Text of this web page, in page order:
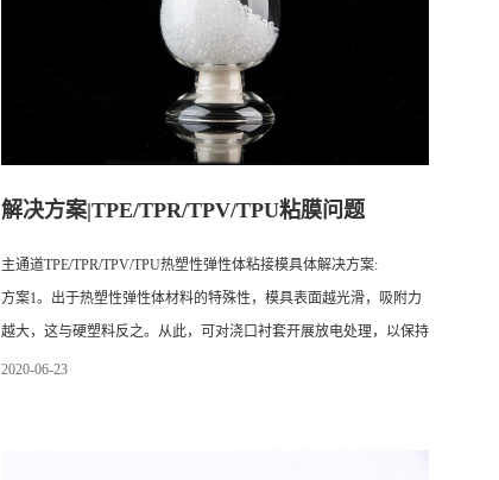
解决方案|TPE/TPR/TPV/TPU粘膜问题
主通道TPE/TPR/TPV/TPU热塑性弹性体粘接模具体解决方案:
方案1。出于热塑性弹性体材料的特殊性，模具表面越光滑，吸附力
越大，这与硬塑料反之。从此，可对浇口衬套开展放电处理，以保持
一定厚度的放电线，并减小流道的吸附力。
2020-06-23